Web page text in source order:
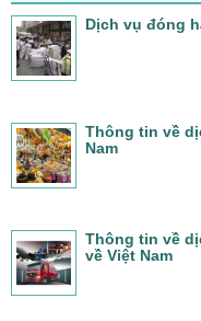
Dịch vụ đóng
Thông tin về
Nam
Thông tin về
về Việt Nam